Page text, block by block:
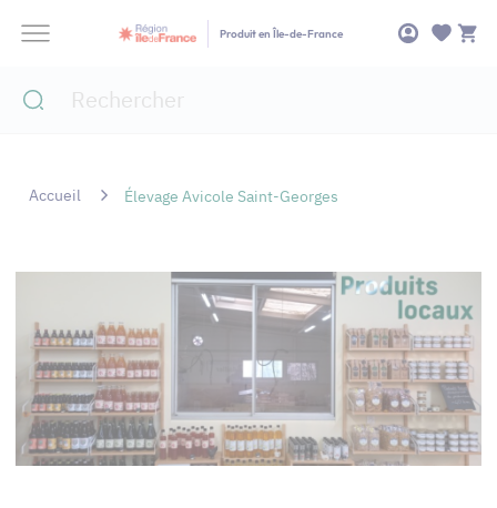
Produit en Île-de-France
Accueil Élevage Avicole Saint-Georges